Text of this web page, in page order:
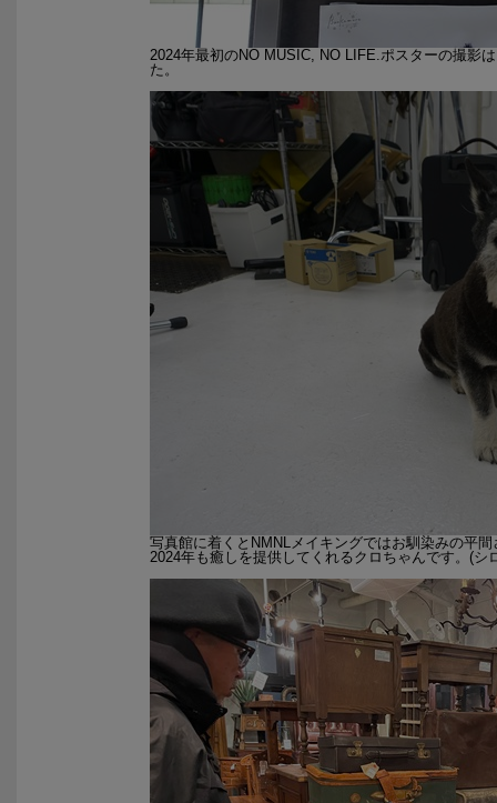
2024年最初のNO MUSIC, NO LIFE.ポスターの撮影
た。
写真館に着くとNMNLメイキングではお馴染みの平
2024年も癒しを提供してくれるクロちゃんです。(